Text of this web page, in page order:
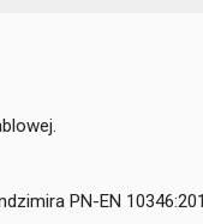
PN-EN